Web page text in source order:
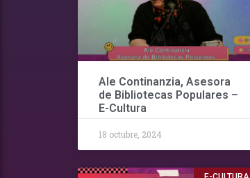
Ale Continanzia, Asesora
de Bibliotecas Populares –
E-Cultura
18 octubre, 2024